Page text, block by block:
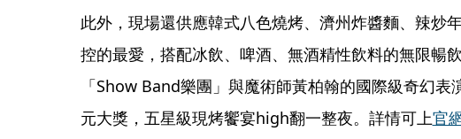
此外，現場還供應韓式八色燒烤、濟州炸醬麵、辣炒
控的最愛，搭配冰飲、啤酒、無酒精性飲料的無限暢
「Show Band樂團」與魔術師黃柏翰的國際級奇幻
元大獎，五星級現烤饗宴high翻一整夜。詳情可上官